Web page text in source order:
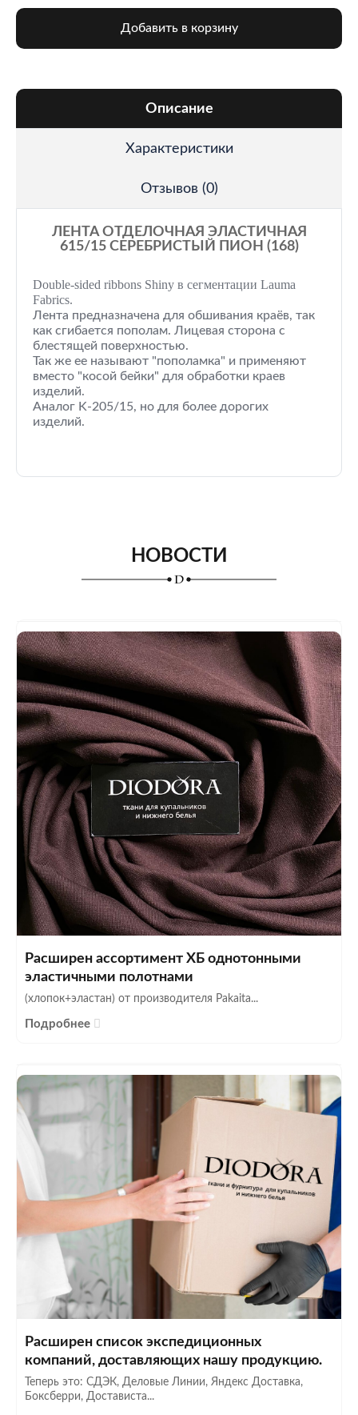
Добавить в корзину
Описание
Характеристики
Отзывов (0)
ЛЕНТА ОТДЕЛОЧНАЯ ЭЛАСТИЧНАЯ
615/15 СЕРЕБРИСТЫЙ ПИОН (168)
Double-sided ribbons Shiny в сегментации Lauma
Fabrics.
Лента предназначена для обшивания краёв, так
как сгибается пополам. Лицевая сторона с
блестящей поверхностью.
Так же ее называют "пополамка" и применяют
вместо "косой бейки" для обработки краев
изделий.
Аналог K-205/15, но для более дорогих
изделий.
НОВОСТИ
Расширен ассортимент ХБ однотонными
эластичными полотнами
(хлопок+эластан) от производителя Pakaita...
Подробнее
Расширен список экспедиционных
компаний, доставляющих нашу продукцию.
Теперь это: СДЭК, Деловые Линии, Яндекс Доставка,
Боксберри, Достависта...